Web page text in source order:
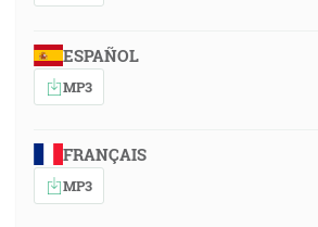
ESPAÑOL
MP3
FRANÇAIS
MP3